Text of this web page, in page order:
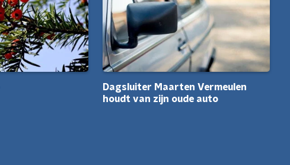
Dagsluiter Maarten Vermeulen
houdt van zijn oude auto